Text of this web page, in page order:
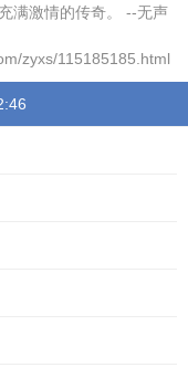
满激情的传奇。 --无声
zyxs/115185185.html